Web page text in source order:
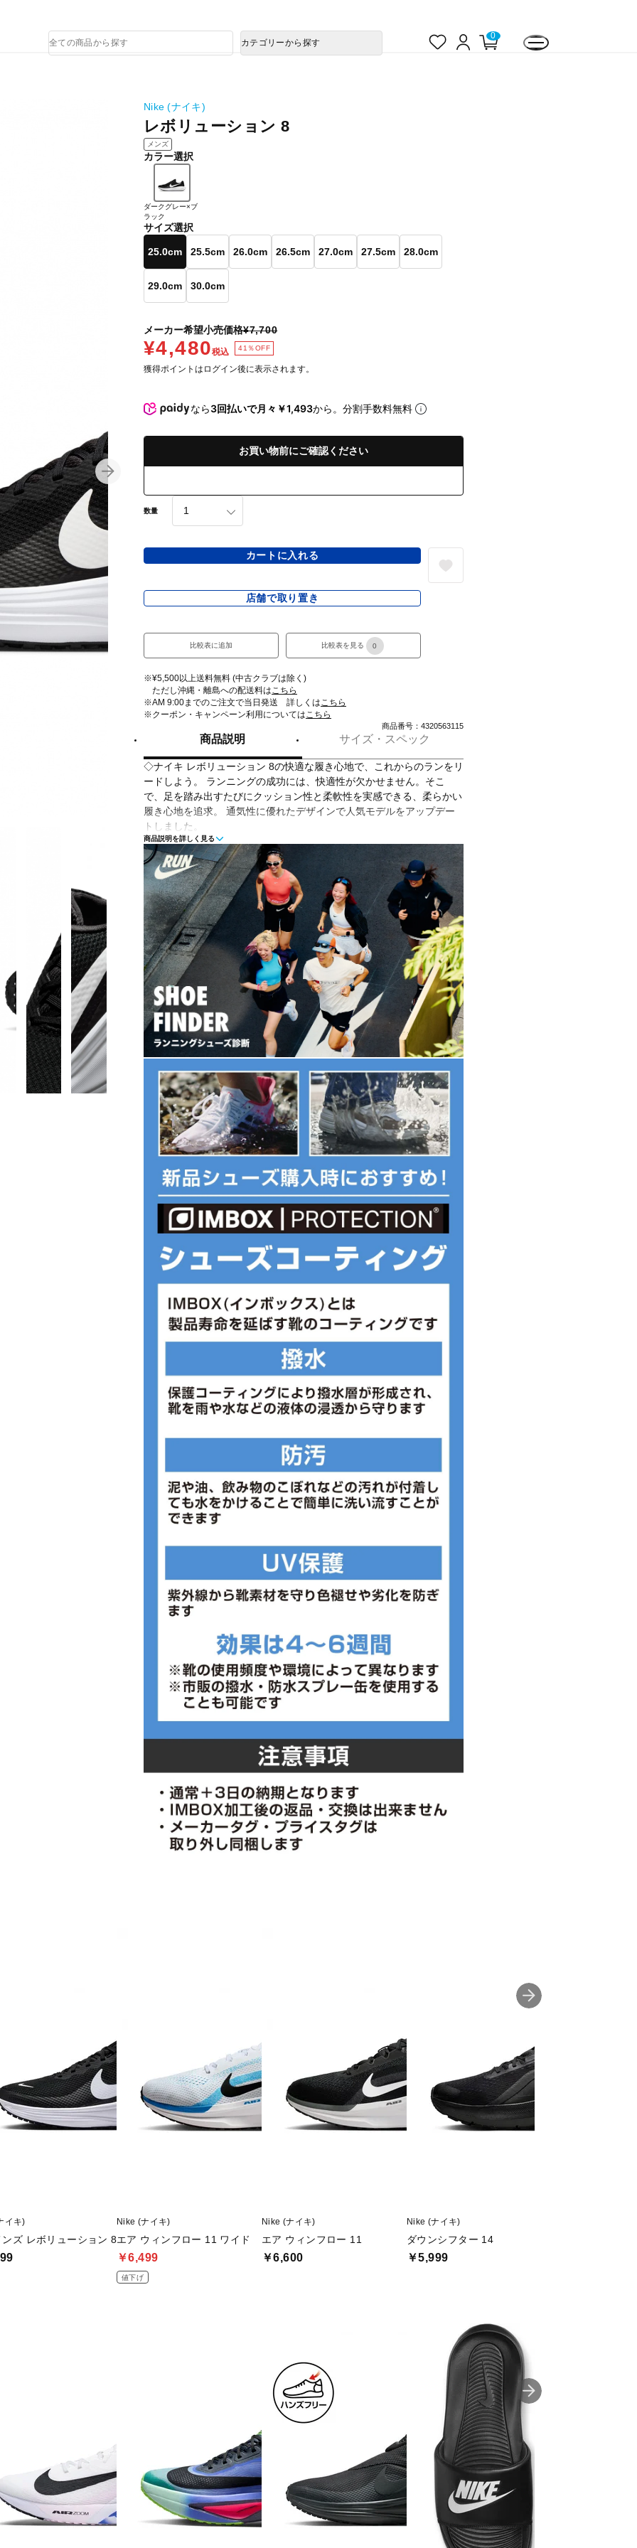
ロ
0
品
検
カテゴリーから探す
Nike (ナイキ)
レボリューション 8
メンズ
カラー選択
ダークグレー×ブ
ラック
サイズ選択
25.0cm 25.5cm 26.0cm 26.5cm 27.0cm 27.5cm 28.0cm
29.0cm 30.0cm
メーカー希望小売価格¥7,700
¥4,480税込 41％OFF
獲得ポイントはログイン後に表示されます。
なら3回払いで月々￥1,493から。分割手数料無料
お買い物前にご確認ください
数量
カートに入れる
店舗で取り置き
比較表に追加 比較表を見る 0
※¥5,500以上送料無料 (中古クラブは除く)
ただし沖縄・離島への配送料はこちら
※AM 9:00までのご注文で当日発送 詳しくはこちら
※クーポン・キャンペーン利用についてはこちら
商品番号：4320563115
商品説明 サイズ・スペック
◇ナイキ レボリューション 8の快適な履き心地で、これからのランをリ
ードしよう。 ランニングの成功には、快適性が欠かせません。そこ
で、足を踏み出すたびにクッション性と柔軟性を実感できる、柔らかい
履き心地を追求。 通気性に優れたデザインで人気モデルをアップデー
トしました。
◇フォームミッドソールが柔らかい履き心地を提供。
◇アウトソールはNikeならではの直感的なデザイン。前足部のフレック
スグルーブ（ソールにある溝）により、ランニング中の快適さとクッシ
ョン性を強化。
◇トランスルーセントメッシュから内側のレイヤーが透けて見えるデザ
イン
◇通気性に優れ、快適なメッシュのアッパー
◇ヒールとシュータンのタッチポイントにより、自然な感覚でシューズ
を着脱可能
ダークグレー×ブラック(003:ブラック/ホワイト)
■甲材(アッパー):合成繊維+合成樹脂
■底材(ソール):合成底
■生産国:インドネシア
■2025年モデル
※ブランドやシリーズによっては甲高や幅等小さめに作られていること
があります。あくまで目安としてご判断ください。
■メーカー型番：HJ9198003
商品説明を詳しく見る
イキ)
ンズ レボリューション 8
Nike (ナイキ)
エア ウィンフロー 11 ワイド
￥6,499
値下げ
Nike (ナイキ)
エア ウィンフロー 11
￥6,600
Nike (ナイキ)
ダウンシフター 14
￥5,999